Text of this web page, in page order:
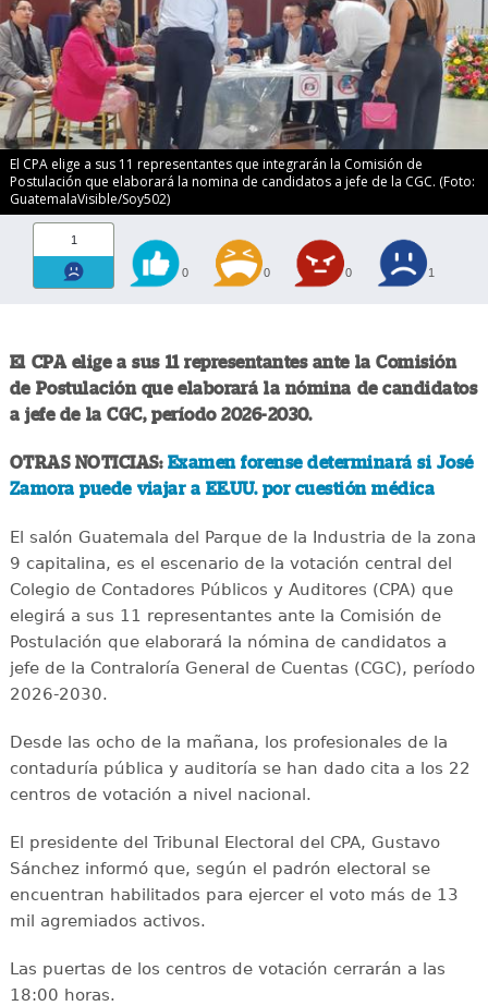
El CPA elige a sus 11 representantes que integrarán la Comisión de
Postulación que elaborará la nomina de candidatos a jefe de la CGC. (Foto:
GuatemalaVisible/Soy502)
1
0 0 0 1
El CPA elige a sus 11 representantes ante la Comisión
de Postulación que elaborará la nómina de candidatos
a jefe de la CGC, período 2026-2030.
OTRAS NOTICIAS: Examen forense determinará si José
Zamora puede viajar a EE.UU. por cuestión médica
El salón Guatemala del Parque de la Industria de la zona
9 capitalina, es el escenario de la votación central del
Colegio de Contadores Públicos y Auditores (CPA) que
elegirá a sus 11 representantes ante la Comisión de
Postulación que elaborará la nómina de candidatos a
jefe de la Contraloría General de Cuentas (CGC), período
2026-2030.
Desde las ocho de la mañana, los profesionales de la
contaduría pública y auditoría se han dado cita a los 22
centros de votación a nivel nacional.
El presidente del Tribunal Electoral del CPA, Gustavo
Sánchez informó que, según el padrón electoral se
encuentran habilitados para ejercer el voto más de 13
mil agremiados activos.
Las puertas de los centros de votación cerrarán a las
18:00 horas.